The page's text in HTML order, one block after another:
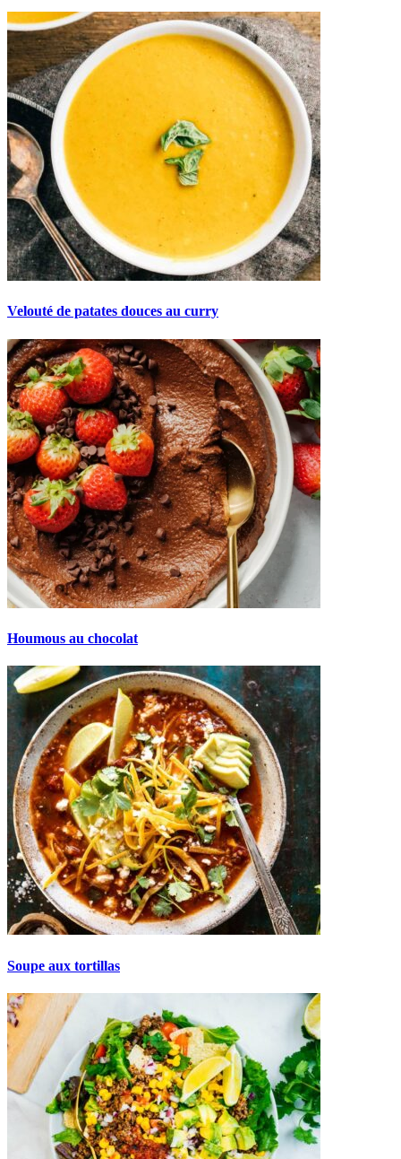
Velouté de patates douces au curry
Houmous au chocolat
Soupe aux tortillas